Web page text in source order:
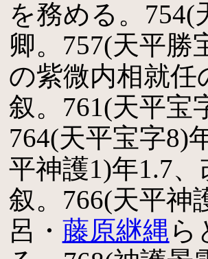
を務める。754(
卿。757(天平勝
の紫微内相就任
叙。761(天平宝
764(天平宝字8)
平神護1)年1.7
叙。766(天平神
呂・ 藤原継縄ら